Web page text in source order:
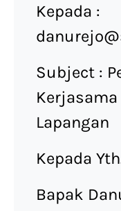
Kepada :
Subject :
Lapangan
Kepada
Bapak